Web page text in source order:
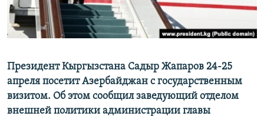
Президент Кыргызстана Садыр Жапаров 24-25
апреля посетит Азербайджан с государственным
визитом. Об этом сообщил заведующий отделом
внешней политики администрации главы